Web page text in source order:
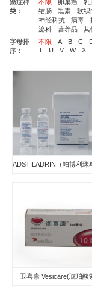
癌症种
类：
不限 卵巢癌 乳
结肠
黒素 软织
神经科抗
病毒
泌科
营养品
其
字母排
序：
不限 A B C
T
U V W X
ADSTILADRIN（帕博利珠
卫喜康 Vesicare(琥珀酸